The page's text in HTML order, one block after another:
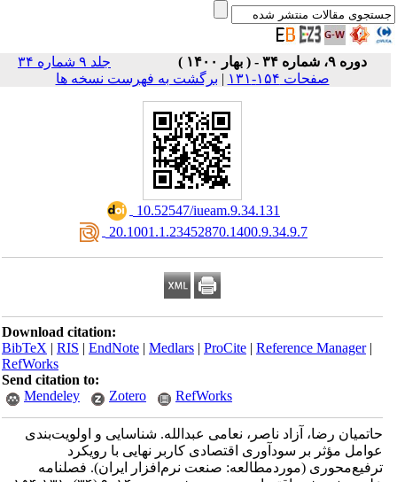
دوره ۹، شماره ۳۴ - ( بهار ۱۴۰۰ )
جلد ۹ شماره ۳۴
صفحات ۱۵۴-۱۳۱
| برگشت به فهرست نسخه ها
‎ 10.52547/iueam.9.34.131
‎ 20.1001.1.23452870.1400.9.34.9.7
Download citation:
BibTeX|RIS|EndNote|Medlars|ProCite|Reference Manager
RefWorks
Send citation to:
Mendeley
Zotero RefWorks
حاتمیان رضا، آزاد ناصر، نعامی عبدالله. شناسایی و اولویت‌بندی
عوامل مؤثر بر سودآوری اقتصادی کاربر نهایی با رویکرد
ترفیع‌محوری (موردمطالعه: صنعت نرم‌افزار ایران). فصلنامه